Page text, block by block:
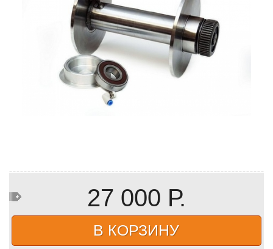
27 000 Р.
В КОРЗИНУ